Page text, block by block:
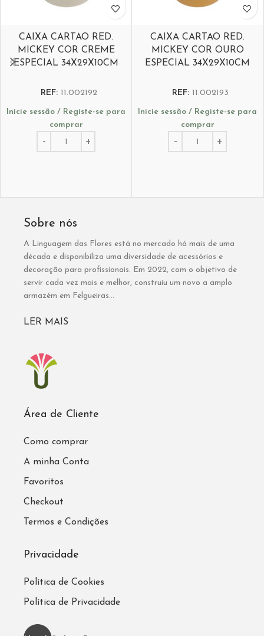
CAIXA CARTAO RED.
MICKEY COR CREME
ESPECIAL 34X29X10CM
REF: 11.002192
Inicie sessão / Registe-se para
comprar
CAIXA CARTAO RED.
MICKEY COR OURO
ESPECIAL 34X29X10CM
REF: 11.002193
Inicie sessão / Registe-se para
comprar
Sobre nós
A Linguagem das Flores está no mercado há mais de uma
década e disponibiliza uma diversidade de acessórios e
decoração para profissionais. Em 2022, com o objetivo de
servir cada vez mais e melhor, construiu um novo a amplo
armazém em Felgueiras...
LER MAIS
Área de Cliente
Como comprar
A minha Conta
Favoritos
Checkout
Termos e Condições
Privacidade
Política de Cookies
Política de Privacidade